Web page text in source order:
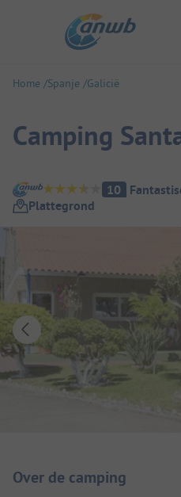
Home Spanje Galicië
Camping
Camping overzicht
10
Plattegrond
Over de camping